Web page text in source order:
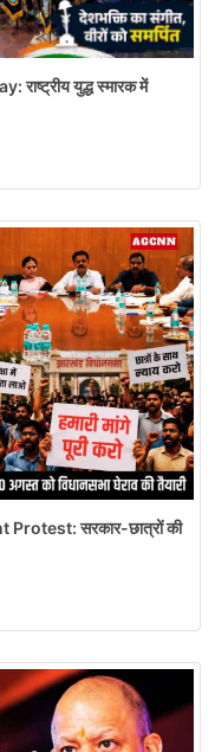
युद्ध स्मारक में
सरकार-छात्रों की